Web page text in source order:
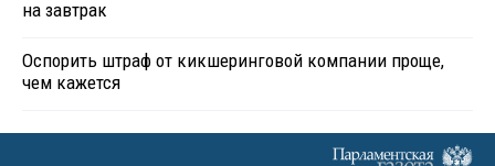
на завтрак
Оспорить штраф от кикшеринговой компании проще,
чем кажется